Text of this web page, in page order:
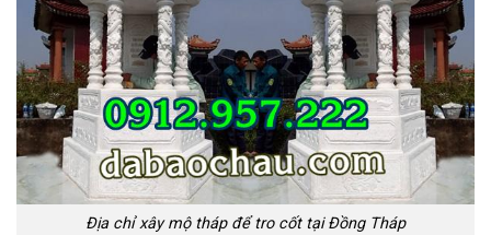
Địa chỉ xây mộ tháp để tro cốt tại Đồng Tháp